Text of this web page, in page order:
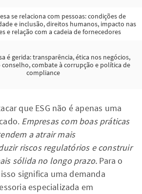
se relaciona com pessoas: condições de
e inclusão, direitos humanos, impacto nas
e relação com a cadeia de fornecedores
é gerida: transparência, ética nos negócios,
combate à corrupção e política de
compliance
que ESG não é apenas uma
Empresas com boas práticas
a atrair mais
riscos regulatórios e construir
sólida no longo prazo. Para o
significa uma demanda
especializada em